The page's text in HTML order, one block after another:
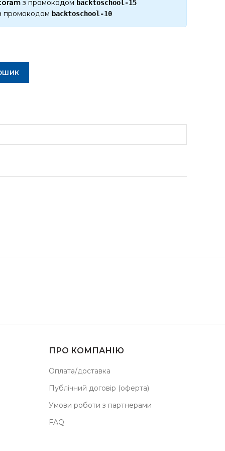
з промокодом backtoschool-15
промокодом backtoschool-10
ПРО КОМПАНІЮ
Оплата/доставка
Публічний договір (оферта)
Умови роботи з партнерами
FAQ